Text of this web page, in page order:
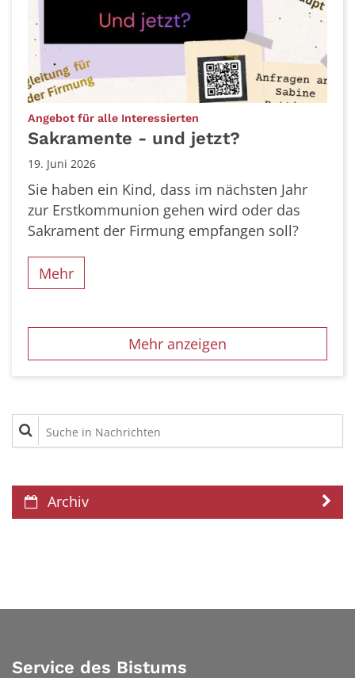
Angebot für alle Interessierten
Sakramente - und jetzt?
19. Juni 2026
Sie haben ein Kind, dass im nächsten Jahr
zur Erstkommunion gehen wird oder das
Sakrament der Firmung empfangen soll?
Mehr
Mehr anzeigen
Suche in Nachrichten
Archiv
Service des Bistums